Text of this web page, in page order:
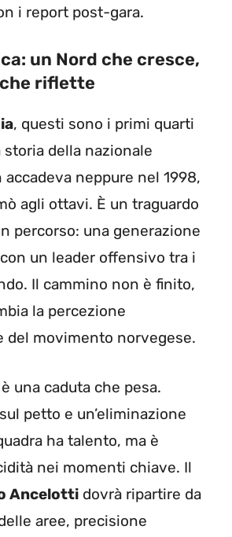
i report post-gara.
un Nord che cresce,
riflette
, questi sono i primi quarti
della nazionale
accadeva neppure nel 1998,
agli ottavi. È un traguardo
percorso: una generazione
un leader offensivo tra i
Il cammino non è finito,
la percezione
del movimento norvegese.
una caduta che pesa.
petto e un’eliminazione
ha talento, ma è
nei momenti chiave. Il
Ancelotti dovrà ripartire da
aree, precisione